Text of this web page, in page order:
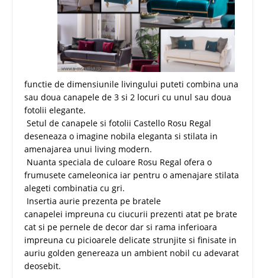
functie de dimensiunile livingului puteti combina una
sau doua canapele de 3 si 2 locuri cu unul sau doua
fotolii elegante.
Setul de canapele si fotolii Castello Rosu Regal
deseneaza o imagine nobila eleganta si stilata in
amenajarea unui living modern.
Nuanta speciala de culoare Rosu Regal ofera o
frumusete cameleonica iar pentru o amenajare stilata
alegeti combinatia cu gri.
Insertia aurie prezenta pe bratele
canapelei impreuna cu ciucurii prezenti atat pe brate
cat si pe pernele de decor dar si rama inferioara
impreuna cu picioarele delicate strunjite si finisate in
auriu golden genereaza un ambient nobil cu adevarat
deosebit.